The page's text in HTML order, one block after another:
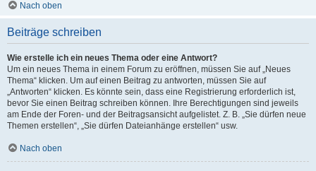
Nach oben
Beiträge schreiben
Wie erstelle ich ein neues Thema oder eine Antwort?
Um ein neues Thema in einem Forum zu eröffnen, müssen Sie auf „Neues
Thema“ klicken. Um auf einen Beitrag zu antworten, müssen Sie auf
„Antworten“ klicken. Es könnte sein, dass eine Registrierung erforderlich ist,
bevor Sie einen Beitrag schreiben können. Ihre Berechtigungen sind jeweils
am Ende der Foren- und der Beitragsansicht aufgelistet. Z. B. „Sie dürfen neue
Themen erstellen“, „Sie dürfen Dateianhänge erstellen“ usw.
Nach oben